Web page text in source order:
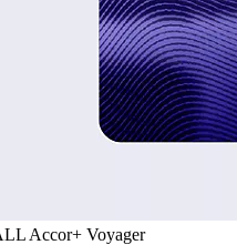
Accor+ Voyager